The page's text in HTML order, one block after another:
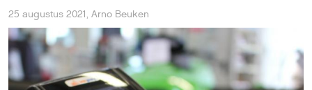
25 augustus 2021, Arno Beuken